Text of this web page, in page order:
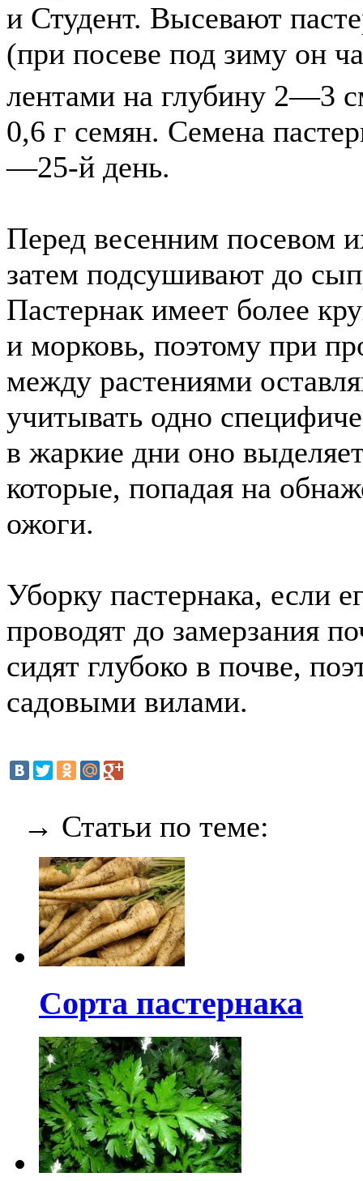
и Студент. Высевают
(при посеве под зиму он
лентами на глубину 2—3
0,6 г семян. Семена
—25-й день.
Перед весенним посевом
затем подсушивают до
Пастернак имеет более
и морковь, поэтому при
между растениями
учитывать одно
в жаркие дни оно
которые, попадая на
ожоги.
Уборку пастернака, если
проводят до замерзания
сидят глубоко в почве,
садовыми вилами.
→ Статьи по теме:
Сорта пастернака